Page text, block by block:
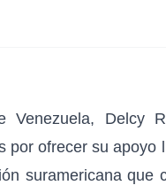
Venezuela, Delcy
por ofrecer su
suramericana que